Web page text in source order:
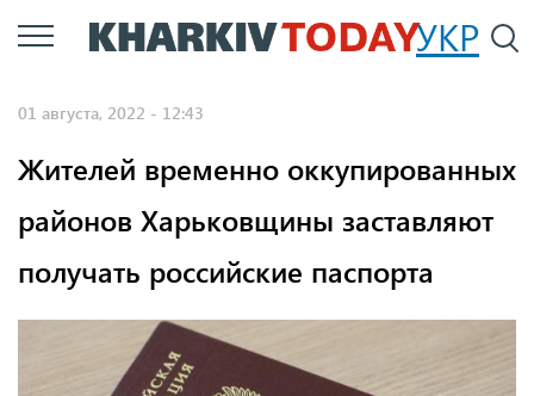
Перейти
к
УКР
01 августа, 2022 - 12:43
Жителей временно оккупированных
районов Харьковщины заставляют
получать российские паспорта